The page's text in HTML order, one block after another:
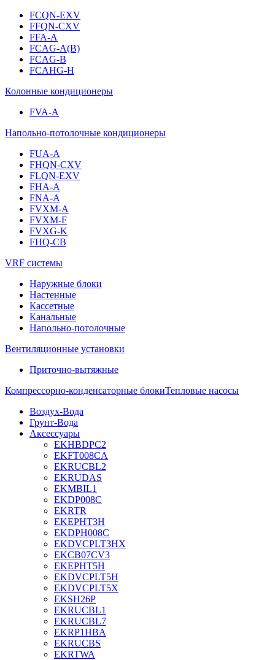
FCQN-EXV
FFQN-CXV
FFA-A
FCAG-A(B)
FCAG-B
FCAHG-H
Колонные кондиционеры
FVA-A
Напольно-потолочные кондиционеры
FUA-A
FHQN-CXV
FLQN-EXV
FHA-A
FNA-A
FVXM-A
FVXM-F
FVXG-K
FHQ-CB
VRF системы
Наружные блоки
Настенные
Кассетные
Канальные
Напольно-потолочные
Вентиляционные установки
Приточно-вытяжные
Компрессорно-конденсаторные блокиТепловые насосы
Воздух-Вода
Грунт-Вода
Аксессуары
EKHBDPC2
EKFT008CA
EKRUCBL2
EKRUDAS
EKMBIL1
EKDP008C
EKRTR
EKEPHT3H
EKDPH008C
EKDVCPLT3HX
EKCB07CV3
EKEPHT5H
EKDVCPLT5H
EKDVCPLT5X
EKSH26P
EKRUCBL1
EKRUCBL7
EKRP1HBA
EKRUCBS
EKRTWA